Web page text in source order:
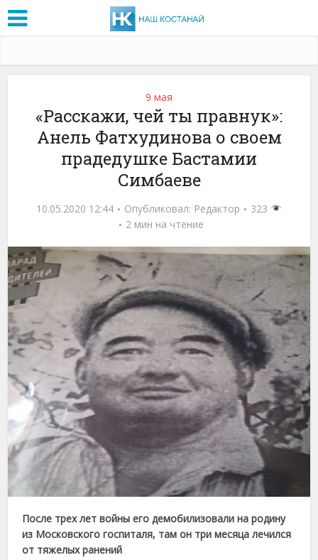
9 мая
«Расскажи, чей ты правнук»:
Анель Фатхудинова о своем
прадедушке Бастамии
Симбаеве
10.05.2020 12:44 Опубликовал: Редактор
323
2 мин на чтение
После трех лет войны его демобилизовали на родину
из Московского госпиталя, там он три месяца лечился
от тяжелых ранений